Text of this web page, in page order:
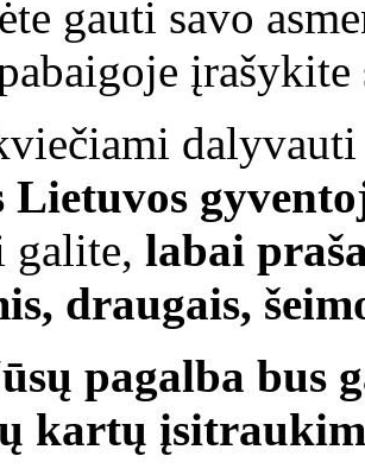
gauti savo
įrašykite
Lietuvos
galite, labai
draugais,
pagalba bus
kartų